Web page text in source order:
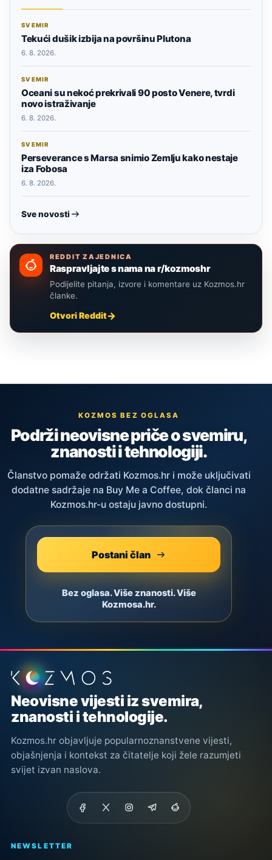
SVEMIR
Tekući dušik izbija na površinu Plutona
6. 8. 2026.
SVEMIR
Oceani su nekoć prekrivali 90 posto Venere, tvrdi
novo istraživanje
6. 8. 2026.
SVEMIR
Perseverance s Marsa snimio Zemlju kako nestaje
iza Fobosa
6. 8. 2026.
Sve novosti
REDDIT ZAJEDNICA
Raspravljajte s nama na r/kozmoshr
Podijelite pitanja, izvore i komentare uz Kozmos.hr
članke.
Otvori Reddit
KOZMOS BEZ OGLASA
Podrži neovisne priče o svemiru,
znanosti i tehnologiji.
Članstvo pomaže održati Kozmos.hr i može uključivati
dodatne sadržaje na Buy Me a Coffee, dok članci na
Kozmos.hr-u ostaju javno dostupni.
Postani član
Bez oglasa. Više znanosti. Više
Kozmosa.hr.
Podnožje stranice
Neovisne vijesti iz svemira,
znanosti i tehnologije.
Kozmos.hr objavljuje popularnoznanstvene vijesti,
objašnjenja i kontekst za čitatelje koji žele razumjeti
svijet izvan naslova.
NEWSLETTER